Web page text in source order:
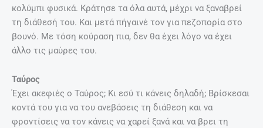
κολύμπι φυσικά. Κράτησε τα όλα αυτά, μέχρι να ξαναβρεί
τη διάθεσή του. Και μετά πήγαινέ τον για πεζοπορία στο
βουνό. Με τόση κούραση πια, δεν θα έχει λόγο να έχει
άλλο τις μαύρες του.
Ταύρος
Έχει ακεφιές ο Ταύρος; Κι εσύ τι κάνεις δηλαδή; Βρίσκεσαι
κοντά του για να του ανεβάσεις τη διάθεση και να
φροντίσεις να τον κάνεις να χαρεί ξανά και να βρει τη